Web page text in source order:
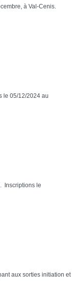
à Val-Cenis.
le 05/12/2024 au
Inscriptions le
aux sorties initiation et